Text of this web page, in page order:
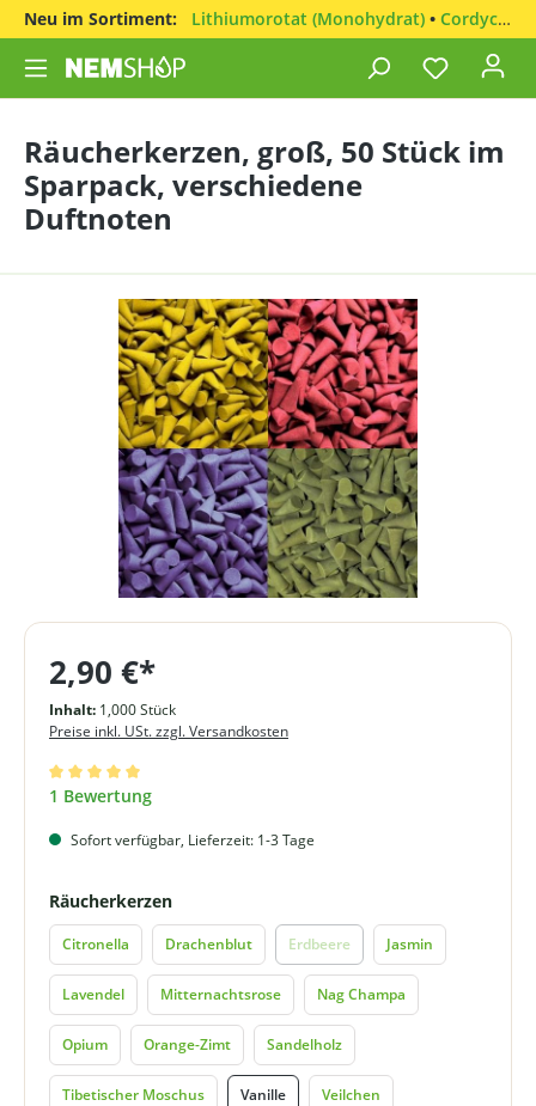
Neu im Sortiment: Lithiumorotat (Monohydrat) • Cordyceps sinensis
Räucherkerzen, groß, 50 Stück im
Sparpack, verschiedene
Duftnoten
Bildergalerie überspringen
2,90 €*
Inhalt: 1,000 Stück
Preise inkl. USt. zzgl. Versandkosten
Durchschnittliche Bewertung von 5 von 5 Sternen
1 Bewertung
Sofort verfügbar, Lieferzeit: 1-3 Tage
Räucherkerzenauswählen
Citronella Drachenblut Erdbeere
(Diese Option ist zurzeit nicht
Jasmin
Lavendel Mitternachtsrose Nag Champa
Opium Orange-Zimt Sandelholz
Tibetischer Moschus Vanille Veilchen